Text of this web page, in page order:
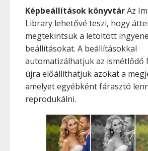
Képbeállítások könyvtárAz
Library lehetővé teszi, hogy
megtekintsük a letöltött
beállításokat. A beállításokkal
automatizálhatjuk az ismétlődő
újra előállíthatjuk azokat a
amelyet egyébként fárasztó
reprodukálni.